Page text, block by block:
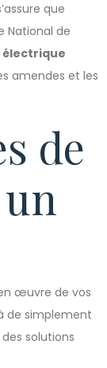
que
National de
amendes et les
de
œuvre de vos
de simplement
solutions